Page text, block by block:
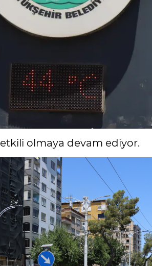
etkili olmaya devam ediyor.